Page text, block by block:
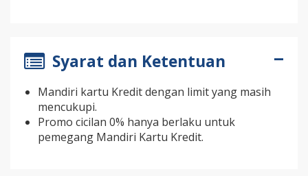
Syarat dan Ketentuan
Mandiri kartu Kredit dengan limit yang masih
mencukupi.
Promo cicilan 0% hanya berlaku untuk
pemegang Mandiri Kartu Kredit.